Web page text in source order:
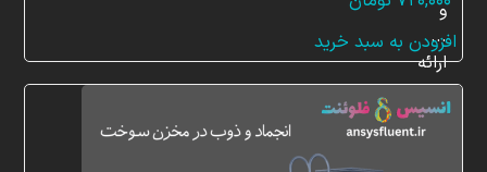
افزودن به سبد خرید
و
...
ارائه
می‌دهد.
شما
می‌توانید